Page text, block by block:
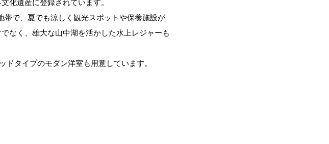
化遺産に登録されています。
で、夏でも涼しく観光スポットや保養施設が
なく、雄大な山中湖を活かした水上レジャーも
タイプのモダン洋室も用意しています。